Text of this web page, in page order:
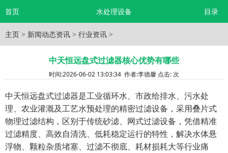
首页 水处理设备 目录
主页 > 新闻动态资讯 > 行业资讯 >
中天恒远盘式过滤器核心优势有哪些
时间:2026-06-02 13:03:34 作者:李德馨 点击: 次
中天恒远盘式过滤器是工业循环水、市政给排水、污水处
理、农业灌溉及工艺水预处理的精密过滤设备，采用叠片式
物理过滤结构，区别于传统砂滤、网式过滤设备，凭借精准
过滤精度、高效自清洗、低耗稳定运行的特性，解决水体悬
浮物、颗粒杂质堵塞、过滤不彻底、耗材损耗大等行业痛